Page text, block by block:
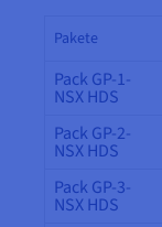
Pakete
Pack GP-1-
NSX HDS
Pack GP-2-
NSX HDS
Pack GP-3-
NSX HDS